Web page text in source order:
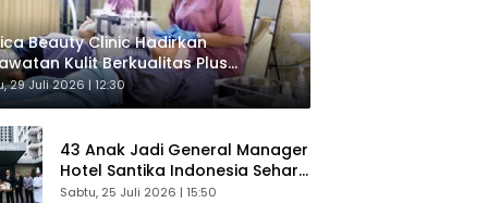
Beauty Clinic Hadirkan
Kulit Berkualitas Plus
Gratis
29 Juli 2026 | 12:30
43 Anak Jadi General Manager
Hotel Santika Indonesia Sehari
Sukses Digelar
Sabtu, 25 Juli 2026 | 15:50